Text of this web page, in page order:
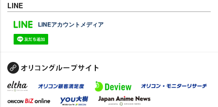
LINE
LINEアカウントメディア